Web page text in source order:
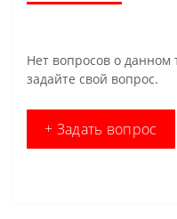
Нет вопросов о данном
задайте свой вопрос.
+ Задать вопрос